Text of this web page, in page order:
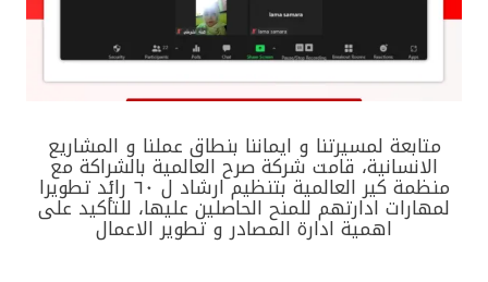
متابعة لمسيرتنا و ايماننا بنطاق عملنا و المشاريع
الانسانية، قامت شركة صرح العالمية بالشراكة مع
منظمة كير العالمية بتنظيم ارشاد ل ٦٠ رائد تطويرا
لمهارات ادارتهم للمنح الحاصلين عليها، للتأكيد على
اهمية ادارة المصادر و تطوير الاعمال